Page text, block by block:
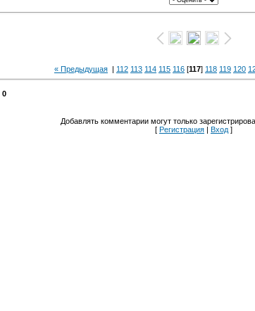
« Предыдущая | 112 113 114 115 116 [117] 118 119 120
0
Добавлять комментарии могут только
[ Регистрация | Вход ]